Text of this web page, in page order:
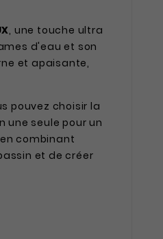
, une touche ultra
d'eau et son
et apaisante,
pouvez choisir la
une seule pour un
combinant
et de créer